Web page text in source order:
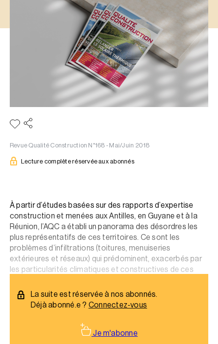
Revue Qualité Construction N°168 - Mai/Juin 2018
Lecture complète réservée aux abonnés
À partir d’études basées sur des rapports d’expertise
construction et menées aux Antilles, en Guyane et à la
Réunion, l’AQC a établi un panorama des désordres les
plus représentatifs de ces territoires. Ce sont les
problèmes d’infiltrations (toitures, menuiseries
extérieures et réseaux) qui prédominent, exacerbés par
les particularités climatiques et constructives de ces
La suite est réservée à nos abonnés.
Déjà abonné.e ? Connectez-vous
Je m'abonne